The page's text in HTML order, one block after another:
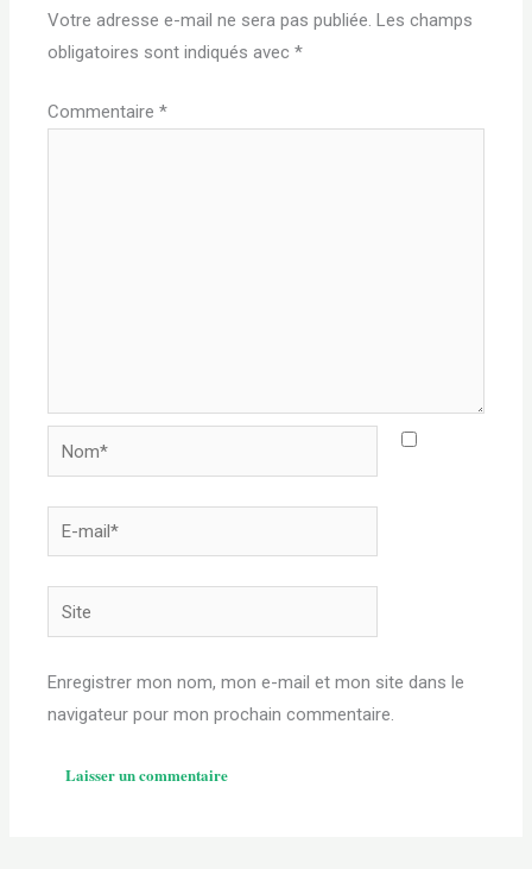
Votre adresse e-mail ne sera pas publiée. Les champs
obligatoires sont indiqués avec*
Commentaire*
Nom*
E-
mail*
Site
Enregistrer mon nom, mon e-mail et mon site dans le
navigateur pour mon prochain commentaire.